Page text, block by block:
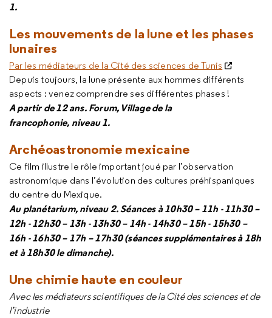
1.
Les mouvements de la lune et les phases
lunaires
Par les médiateurs de la Cité des sciences de Tunis
Depuis toujours, la lune présente aux hommes différents
aspects : venez comprendre ses différentes phases !
A partir de 12 ans. Forum, Village de la
francophonie, niveau 1.
Archéoastronomie mexicaine
Ce film illustre le rôle important joué par l’observation
astronomique dans l’évolution des cultures préhispaniques
du centre du Mexique.
Au planétarium, niveau 2. Séances à 10h30 – 11h - 11h30 –
12h - 12h30 – 13h - 13h30 – 14h - 14h30 – 15h - 15h30 –
16h - 16h30 – 17h – 17h30 (séances supplémentaires à 18h
et à 18h30 le dimanche).
Une chimie haute en couleur
Avec les médiateurs scientifiques de la Cité des sciences et de
l’industrie